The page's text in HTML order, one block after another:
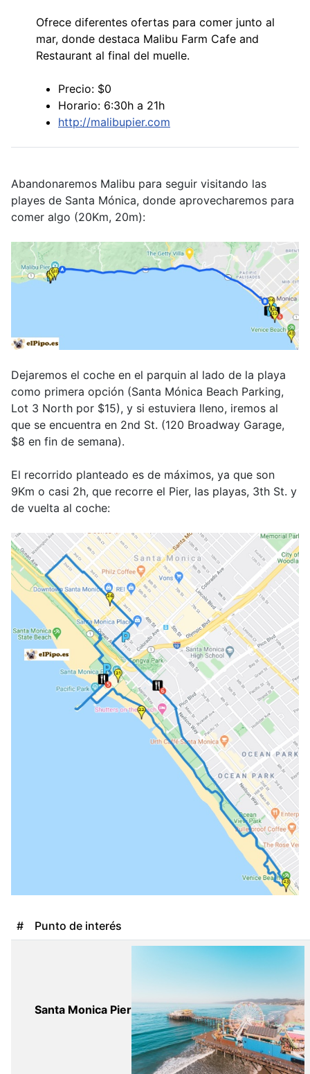
Ofrece diferentes ofertas para comer junto al
mar, donde destaca Malibu Farm Cafe and
Restaurant al final del muelle.
Precio: $0
Horario: 6:30h a 21h
http://malibupier.com
Abandonaremos Malibu para seguir visitando las
playes de Santa Mónica, donde aprovecharemos para
comer algo (20Km, 20m):
Dejaremos el coche en el parquin al lado de la playa
como primera opción (Santa Mónica Beach Parking,
Lot 3 North por $15), y si estuviera lleno, iremos al
que se encuentra en 2nd St. (120 Broadway Garage,
$8 en fin de semana).
El recorrido planteado es de máximos, ya que son
9Km o casi 2h, que recorre el Pier, las playas, 3th St. y
de vuelta al coche:
# Punto de interés
Santa Monica Pier